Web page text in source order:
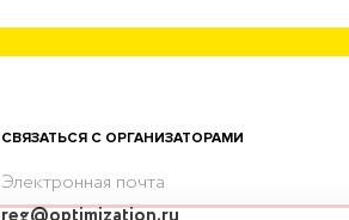
СВЯЗАТЬСЯ С ОРГАНИЗАТОРАМИ
Электронная почта